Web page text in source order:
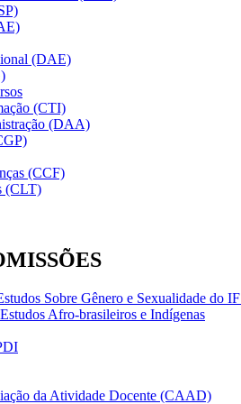
(DAE)
(CTI)
(DAA)
(CCF)
(CLT)
Sobre Gênero e Sexualidade do
Afro-brasileiros e Indígenas
da Atividade Docente (CAAD)